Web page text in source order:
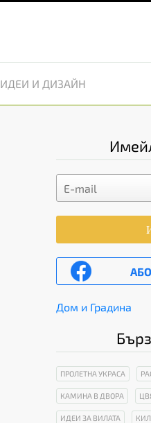
ИДЕИ И ДИЗАЙН
Дом и Градина
ПРОЛЕТНА УКРАСА
КАМИНА В ДВОРА
ИДЕИ ЗА ВИЛАТА